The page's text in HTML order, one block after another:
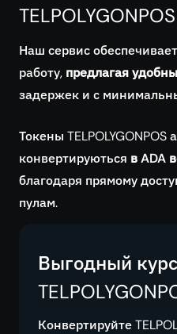
Наш сервис
работу, предлагая
задержек и с
Токены TELPOLYGONPOS
конвертируються в ADA
благодаря прямому
пулам.
Выгодный курс
Конвертируйте